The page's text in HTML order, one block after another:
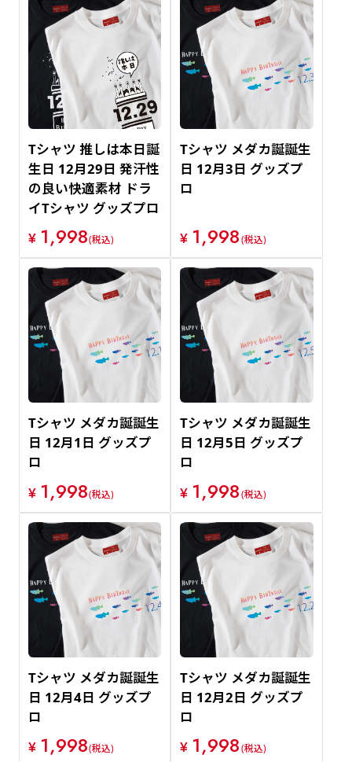
Tシャツ 推しは本日誕
生日 12月29日 発汗性
の良い快適素材 ドラ
イTシャツ グッズプロ
¥ 1,998(税込)
Tシャツ メダカ誕誕生
日 12月3日 グッズプ
ロ
¥ 1,998(税込)
Tシャツ メダカ誕誕生
日 12月1日 グッズプ
ロ
¥ 1,998(税込)
Tシャツ メダカ誕誕生
日 12月5日 グッズプ
ロ
¥ 1,998(税込)
Tシャツ メダカ誕誕生
日 12月4日 グッズプ
ロ
¥ 1,998(税込)
Tシャツ メダカ誕誕生
日 12月2日 グッズプ
ロ
¥ 1,998(税込)